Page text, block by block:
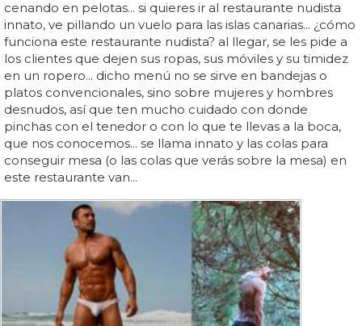
cenando en pelotas... si quieres ir al restaurante nudista
innato, ve pillando un vuelo para las islas canarias... ¿cómo
funciona este restaurante nudista? al llegar, se les pide a
los clientes que dejen sus ropas, sus móviles y su timidez
en un ropero... dicho menú no se sirve en bandejas o
platos convencionales, sino sobre mujeres y hombres
desnudos, así que ten mucho cuidado con donde
pinchas con el tenedor o con lo que te llevas a la boca,
que nos conocemos... se llama innato y las colas para
conseguir mesa (o las colas que verás sobre la mesa) en
este restaurante van...